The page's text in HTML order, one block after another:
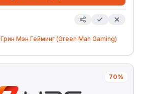
Грин Мэн Гейминг (Green Man Gaming)
70%